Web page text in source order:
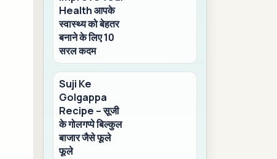
Health आपके
स्वास्थ्य को बेहतर
बनाने के लिए 10
सरल कदम
Suji Ke
Golgappa
Recipe – सूजी
के गोलगप्पे बिल्कुल
बाजार जैसे फूले
फूले